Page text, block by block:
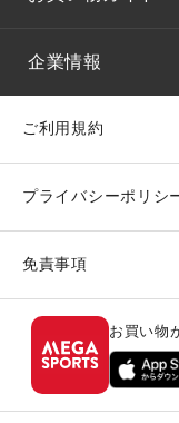
企業情報
ご利用規約
プライバシーポリシ
免責事項
お買い物